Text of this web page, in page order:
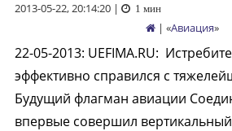
2013-05-22, 20:14:20| 1 мин
| «Авиация»
22-05-2013: UEFIMA.RU:
эффективно справился с
Будущий флагман авиации
впервые совершил